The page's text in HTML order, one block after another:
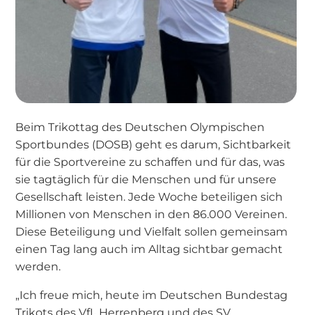
Beim Trikottag des Deutschen Olympischen
Sportbundes (DOSB) geht es darum, Sichtbarkeit
für die Sportvereine zu schaffen und für das, was
sie tagtäglich für die Menschen und für unsere
Gesellschaft leisten. Jede Woche beteiligen sich
Millionen von Menschen in den 86.000 Vereinen.
Diese Beteiligung und Vielfalt sollen gemeinsam
einen Tag lang auch im Alltag sichtbar gemacht
werden.
„Ich freue mich, heute im Deutschen Bundestag